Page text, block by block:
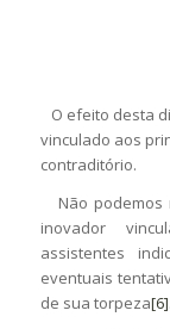
O efeito desta
vinculado aos
contraditório.
Não podemos
inovador
assistentes
eventuais
de sua torpeza[6]